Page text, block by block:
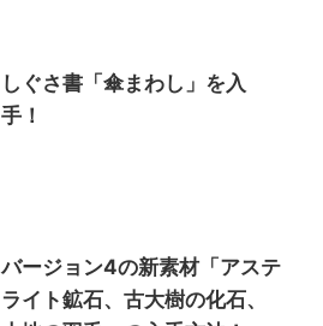
しぐさ書「傘まわし」を入
手！
バージョン4の新素材「アステ
ライト鉱石、古大樹の化石、